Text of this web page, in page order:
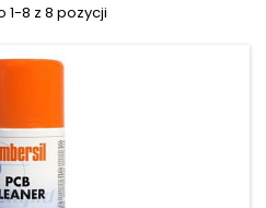
1-8 z 8 pozycji